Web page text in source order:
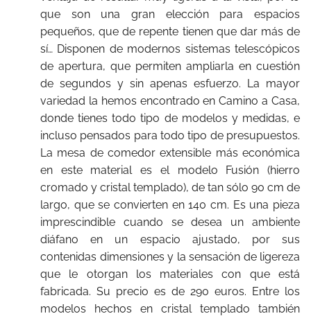
que son una gran elección para espacios
pequeños, que de repente tienen que dar más de
sí… Disponen de modernos sistemas telescópicos
de apertura, que permiten ampliarla en cuestión
de segundos y sin apenas esfuerzo. La mayor
variedad la hemos encontrado en Camino a Casa,
donde tienes todo tipo de modelos y medidas, e
incluso pensados para todo tipo de presupuestos.
La mesa de comedor extensible más económica
en este material es el modelo Fusión (hierro
cromado y cristal templado), de tan sólo 90 cm de
largo, que se convierten en 140 cm. Es una pieza
imprescindible cuando se desea un ambiente
diáfano en un espacio ajustado, por sus
contenidas dimensiones y la sensación de ligereza
que le otorgan los materiales con que está
fabricada. Su precio es de 290 euros. Entre los
modelos hechos en cristal templado también